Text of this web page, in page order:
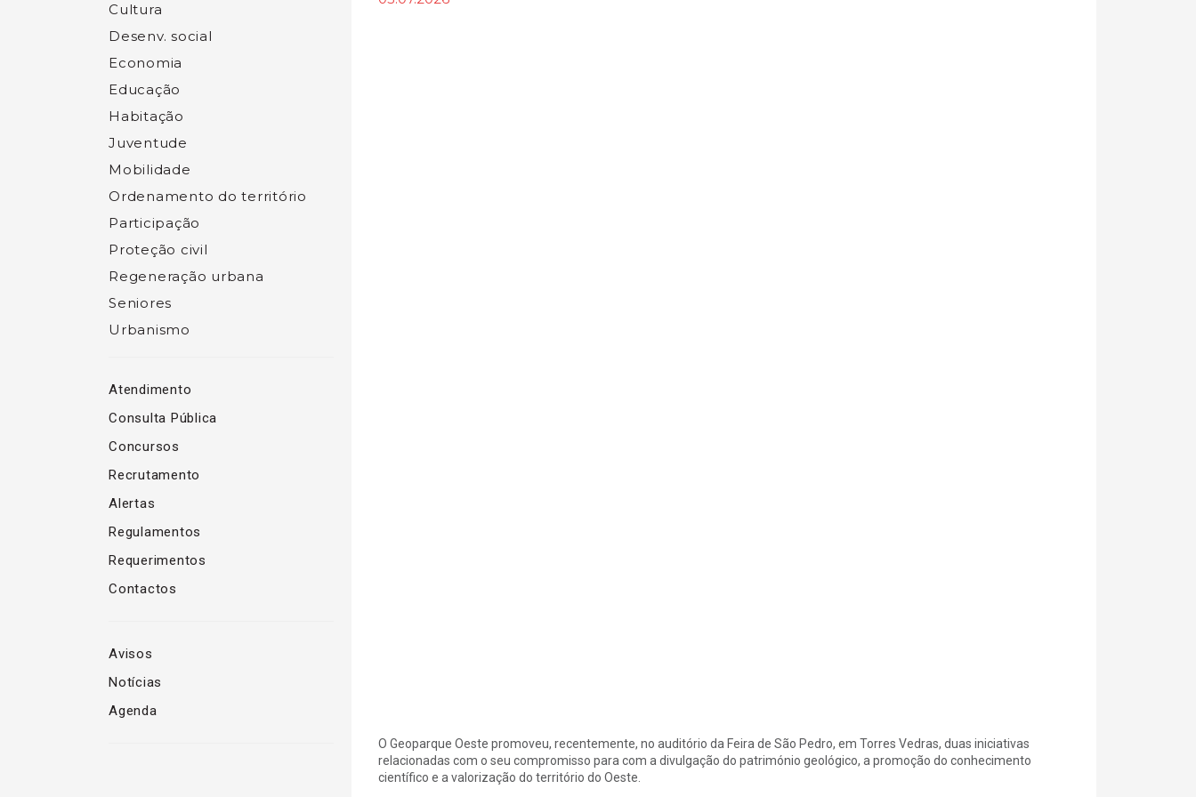
Cultura
Desenv. social
Economia
Educação
Habitação
Juventude
Mobilidade
Ordenamento do território
Participação
Proteção civil
Regeneração urbana
Seniores
Urbanismo
Atendimento
Consulta Pública
Concursos
Recrutamento
Alertas
Regulamentos
Requerimentos
Contactos
Avisos
Notícias
Agenda
O Geoparque Oeste promoveu, recentemente, no auditório da Feira de São Pedro, em Torres Vedras, duas iniciativas
relacionadas com o seu compromisso para com a divulgação do património geológico, a promoção do conhecimento
científico e a valorização do território do Oeste.